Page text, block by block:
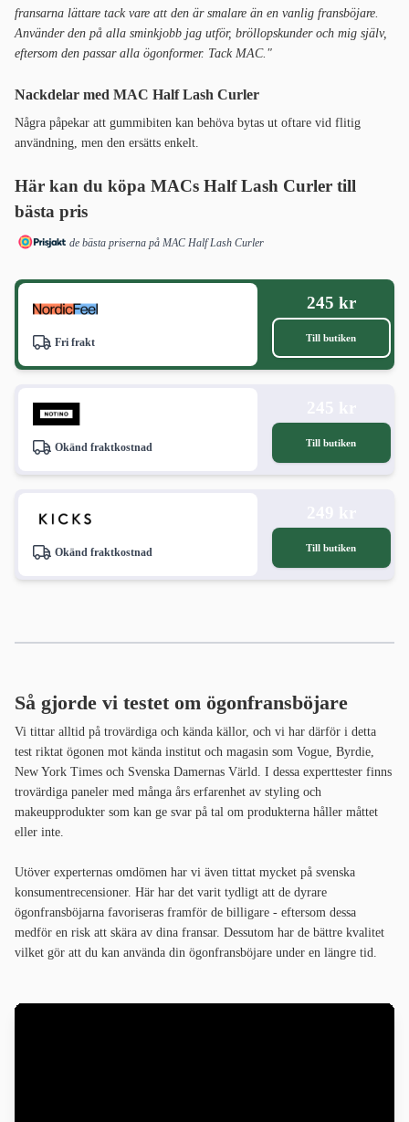
fransarna lättare tack vare att den är smalare än en vanlig fransböjare.
Använder den på alla sminkjobb jag utför, bröllopskunder och mig själv,
eftersom den passar alla ögonformer. Tack MAC."
Nackdelar med MAC Half Lash Curler
Några påpekar att gummibiten kan behöva bytas ut oftare vid flitig
användning, men den ersätts enkelt.
Här kan du köpa MACs Half Lash Curler till
bästa pris
de bästa priserna på MAC Half Lash Curler
Fri frakt
245 kr
Till butiken
Okänd fraktkostnad Till butiken
Okänd fraktkostnad Till butiken
Så gjorde vi testet om ögonfransböjare
Vi tittar alltid på trovärdiga och kända källor, och vi har därför i detta
test riktat ögonen mot kända institut och magasin som Vogue, Byrdie,
New York Times och Svenska Damernas Värld. I dessa experttester finns
trovärdiga paneler med många års erfarenhet av styling och
makeupprodukter som kan ge svar på tal om produkterna håller måttet
eller inte.
Utöver experternas omdömen har vi även tittat mycket på svenska
konsumentrecensioner. Här har det varit tydligt att de dyrare
ögonfransböjarna favoriseras framför de billigare - eftersom dessa
medför en risk att skära av dina fransar. Dessutom har de bättre kvalitet
vilket gör att du kan använda din ögonfransböjare under en längre tid.